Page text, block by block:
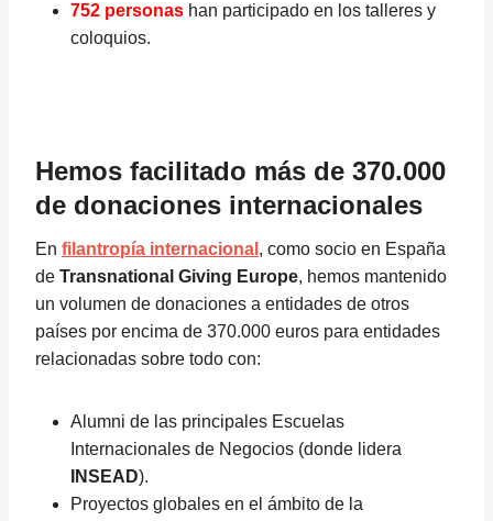
752 personas han participado en los talleres y
coloquios.
Hemos facilitado más de 370.000
de donaciones internacionales
En filantropía internacional , como socio en España
de Transnational Giving Europe, hemos mantenido
un volumen de donaciones a entidades de otros
países por encima de 370.000 euros para entidades
relacionadas sobre todo con:
Alumni de las principales Escuelas
Internacionales de Negocios (donde lidera
INSEAD).
Proyectos globales en el ámbito de la